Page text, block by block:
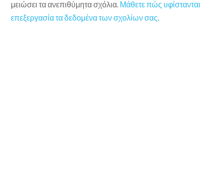
μειώσει τα ανεπιθύμητα σχόλια. Μάθετε πώς υφίστανται
επεξεργασία τα δεδομένα των σχολίων σας.